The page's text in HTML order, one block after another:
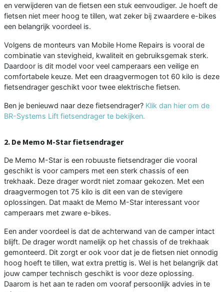
en verwijderen van de fietsen een stuk eenvoudiger. Je hoeft de
fietsen niet meer hoog te tillen, wat zeker bij zwaardere e-bikes
een belangrijk voordeel is.
Volgens de monteurs van Mobile Home Repairs is vooral de
combinatie van stevigheid, kwaliteit en gebruiksgemak sterk.
Daardoor is dit model voor veel camperaars een veilige en
comfortabele keuze. Met een draagvermogen tot 60 kilo is deze
fietsendrager geschikt voor twee elektrische fietsen.
Ben je benieuwd naar deze fietsendrager? Klik dan hier om de
BR-Systems Lift fietsendrager te bekijken.
2. De Memo M-Star fietsendrager
De Memo M-Star is een robuuste fietsendrager die vooral
geschikt is voor campers met een sterk chassis of een
trekhaak. Deze drager wordt niet zomaar gekozen. Met een
draagvermogen tot 75 kilo is dit een van de stevigere
oplossingen. Dat maakt de Memo M-Star interessant voor
camperaars met zware e-bikes.
Een ander voordeel is dat de achterwand van de camper intact
blijft. De drager wordt namelijk op het chassis of de trekhaak
gemonteerd. Dit zorgt er ook voor dat je de fietsen niet onnodig
hoog hoeft te tillen, wat extra prettig is. Wel is het belangrijk dat
jouw camper technisch geschikt is voor deze oplossing.
Daarom is het aan te raden om vooraf persoonlijk advies in te